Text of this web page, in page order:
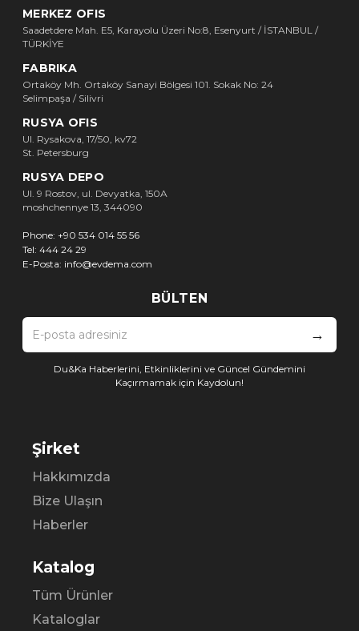
MERKEZ OFIS
Saadetdere Mah. E5, Karayolu Üzeri No:8, Esenyurt / İSTANBUL /
TÜRKİYE
FABRIKA
Ortaköy Mh. Ortaköy Sanayi Bölgesi 101. Sokak No: 24
Selimpaşa / Silivri
RUSYA OFIS
Ul. Rysakova, 17/50, kv72
St. Petersburg
RUSYA DEPO
Ul. 9 Rostov, ul. Devyatka, 150A
moshchennye 13, 344090
Phone: +90 534 014 55 56
Tel: 444 24 29
E-Posta: info@evdema.com
BÜLTEN
→
Du&Ka Haberlerini, Etkinliklerini ve Güncel Gündemini
Kaçırmamak için Kaydolun!
Şirket
Hakkımızda
Bize Ulaşın
Haberler
Katalog
Tüm Ürünler
Kataloglar